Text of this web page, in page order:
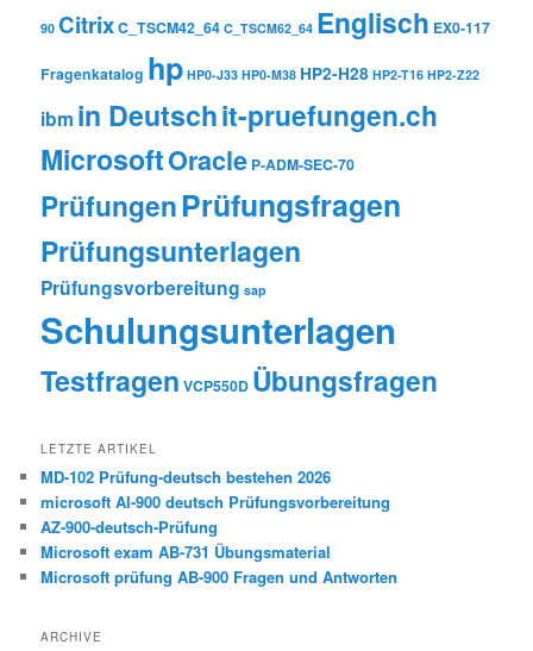
90 CitrixC_TSCM42_64 C_TSCM62_64 Englisch EX0-117
Fragenkatalog hp HP0-J33 HP0-M38 HP2-H28 HP2-T16 HP2-Z22
ibm in Deutschit-pruefungen.ch
MicrosoftOracle P-ADM-SEC-70
PrüfungenPrüfungsfragen
Prüfungsunterlagen
Prüfungsvorbereitung sap
Schulungsunterlagen
Testfragen VCP550D Übungsfragen
LETZTE ARTIKEL
MD-102 Prüfung-deutsch bestehen 2026
microsoft AI-900 deutsch Prüfungsvorbereitung
AZ-900-deutsch-Prüfung
Microsoft exam AB-731 Übungsmaterial
Microsoft prüfung AB-900 Fragen und Antworten
ARCHIVE